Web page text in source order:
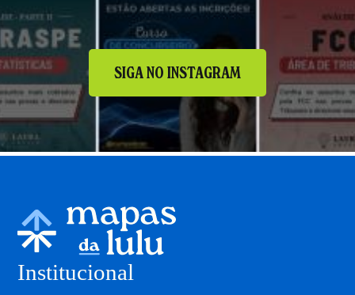
SIGA NO INSTAGRAM
Institucional